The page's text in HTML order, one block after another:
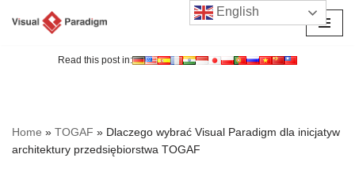
Read this post in:
Home » TOGAF » Dlaczego wybrać Visual Paradigm dla inicjatyw
architektury przedsiębiorstwa TOGAF
English